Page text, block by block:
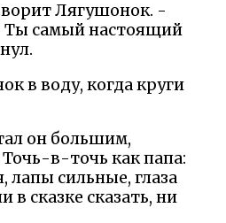
Лягушонок. -
Ты самый настоящий
в воду, когда круги
он большим,
в-точь как папа:
лапы сильные, глаза
сказке сказать, ни